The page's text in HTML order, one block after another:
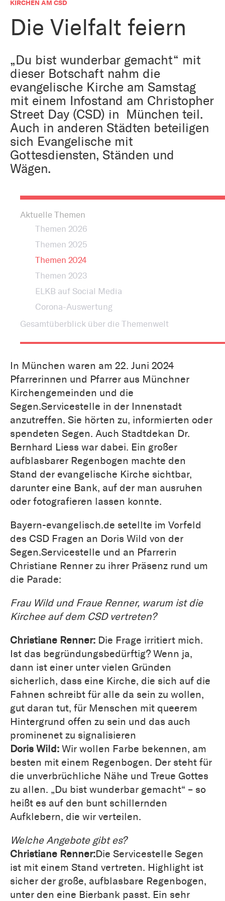
KIRCHEN AM CSD
Die Vielfalt feiern
„Du bist wunderbar gemacht“ mit
dieser Botschaft nahm die
evangelische Kirche am Samstag
mit einem Infostand am Christopher
Street Day (CSD) in München teil.
Auch in anderen Städten beteiligen
sich Evangelische mit
Gottesdiensten, Ständen und
Wägen.
Aktuelle Themen
Themen 2026
Themen 2025
Themen 2024
Themen 2023
ELKB auf Social Media
Corona-Auswertung
Gesamtüberblick über die Themenwelt
In München waren am 22. Juni 2024
Pfarrerinnen und Pfarrer aus Münchner
Kirchengemeinden und die
Segen.Servicestelle in der Innenstadt
anzutreffen. Sie hörten zu, informierten oder
spendeten Segen. Auch Stadtdekan Dr.
Bernhard Liess war dabei. Ein großer
aufblasbarer Regenbogen machte den
Stand der evangelische Kirche sichtbar,
darunter eine Bank, auf der man ausruhen
oder fotografieren lassen konnte.
Bayern-evangelisch.de setellte im Vorfeld
des CSD Fragen an Doris Wild von der
Segen.Servicestelle und an Pfarrerin
Christiane Renner zu ihrer Präsenz rund um
die Parade:
Frau Wild und Fraue Renner, warum ist die
Kirchee auf dem CSD vertreten?
Christiane Renner: Die Frage irritiert mich.
Ist das begründungsbedürftig? Wenn ja,
dann ist einer unter vielen Gründen
sicherlich, dass eine Kirche, die sich auf die
Fahnen schreibt für alle da sein zu wollen,
gut daran tut, für Menschen mit queerem
Hintergrund offen zu sein und das auch
prominenet zu signalisieren
Doris Wild: Wir wollen Farbe bekennen, am
besten mit einem Regenbogen. Der steht für
die unverbrüchliche Nähe und Treue Gottes
zu allen. „Du bist wunderbar gemacht“ – so
heißt es auf den bunt schillernden
Aufklebern, die wir verteilen.
Welche Angebote gibt es?
Christiane Renner:Die Servicestelle Segen
ist mit einem Stand vertreten. Highlight ist
sicher der große, aufblasbare Regenbogen,
unter den eine Bierbank passt. Ein sehr
Kirche und Geld
Arbeiten bei der Kirche
Kirchenjahr
Ökumene
Religion in der Schule
Kunst
Aktiv gegen Missbrauch
Bildung und Gesellschaft
Tourismus
Weltanschauungsfragen
Gegen Rechtsextremismus